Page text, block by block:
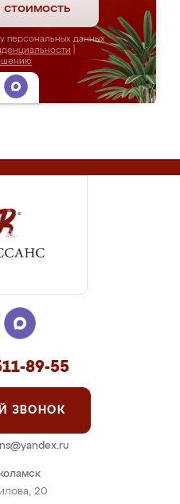
стоимость
персональных данных
20
89-55
ЗВОНОК